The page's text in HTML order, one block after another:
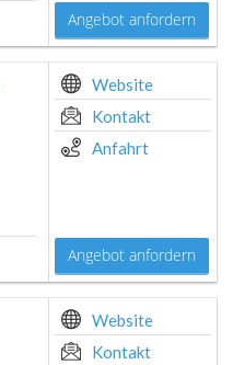
Angebot anfordern
Website
Kontakt
Anfahrt
Angebot anfordern
Website
Kontakt